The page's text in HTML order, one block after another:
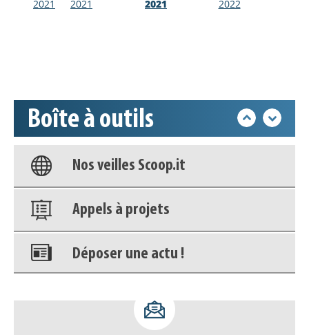
2021
2021
2021
2022
Boîte à outils
Base documentaire
Nos veilles Scoop.it
Appels à projets
Déposer une actu !
déconnecter)